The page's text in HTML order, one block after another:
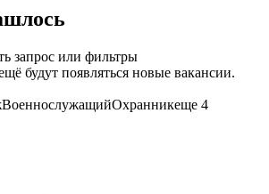
запрос или фильтры
будут появляться новые вакансии.
ВоеннослужащийОхранникеще 4